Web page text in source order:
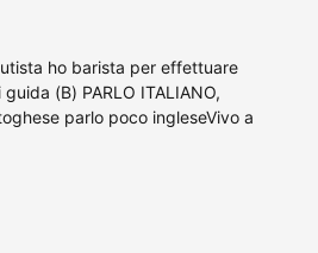
ho barista per effettuare
(B) PARLO ITALIANO,
parlo poco ingleseVivo a